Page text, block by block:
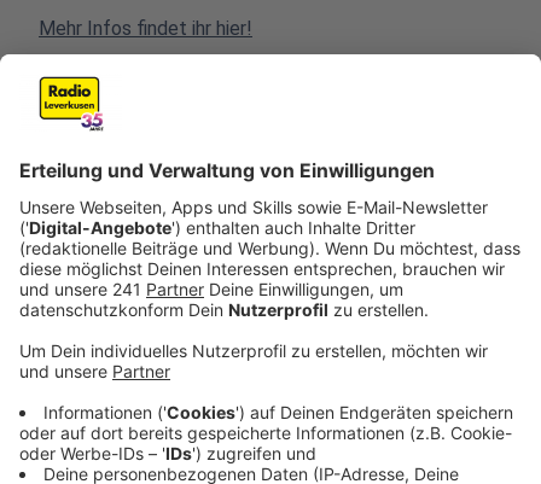
Mehr Infos findet ihr hier!
Anzeige
Karneval für Einsteiger
Anzeige
Was ihr wissen müsst um im rheinischen Karneval
klarzukommen,das könnt ihr hier nachlesen!
Anzeige
Karnevalsmuseum Köln